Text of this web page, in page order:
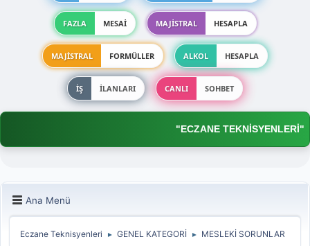
FAZLA MESAİ MAJİSTRAL HESAPLA
MAJİSTRAL FORMÜLLER ALKOL HESAPLA
İŞ İLANLARI CANLI SOHBET
"ECZANE TEKNİSYENLERİ"
Ana Menü
Eczane Teknisyenleri ► GENEL KATEGORİ ► MESLEKİ SORUNLAR